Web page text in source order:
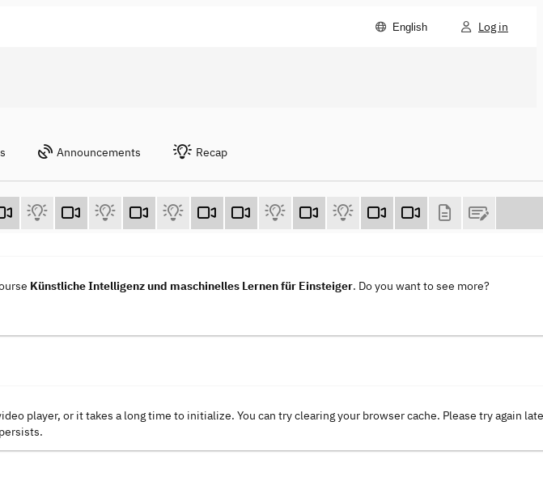
English Log in
Announcements Recap
Künstliche Intelligenz und maschinelles Lernen für Einsteiger. Do you want to see more?
player, or it takes a long time to initialize. You can try clearing your browser cache. Please try again